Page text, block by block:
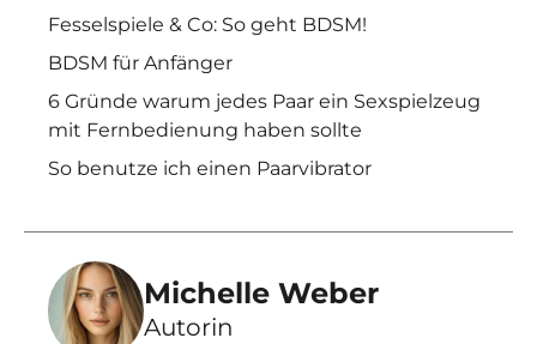
Fesselspiele & Co: So geht BDSM!
BDSM für Anfänger
6 Gründe warum jedes Paar ein Sexspielzeug
mit Fernbedienung haben sollte
So benutze ich einen Paarvibrator
Michelle Weber
Autorin